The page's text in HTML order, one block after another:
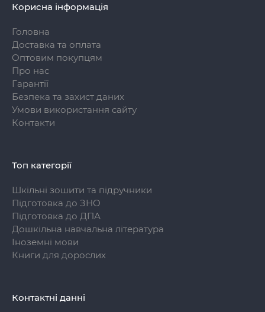
Корисна інформація
Головна
Доставка та оплата
Оптовим покупцям
Про нас
Гарантії
Безпека та захист даних
Умови використання сайту
Контакти
Топ категорії
Шкільні зошити та підручники
Підготовка до ЗНО
Підготовка до ДПА
Дошкільна навчальна література
Іноземні мови
Книги для дорослих
Контактні данні